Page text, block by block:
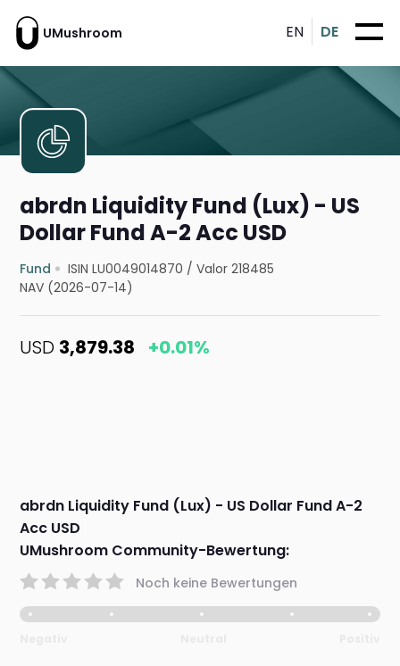
UMushroom EN DE
abrdn Liquidity Fund (Lux) - US
Dollar Fund A-2 Acc USD
Fund ISIN LU0049014870 /Valor 218485
NAV (2026-07-14)
USD 3,879.38 +0.01%
abrdn Liquidity Fund (Lux) - US Dollar Fund A-2
Acc USD
UMushroom Community-Bewertung:
Noch keine Bewertungen